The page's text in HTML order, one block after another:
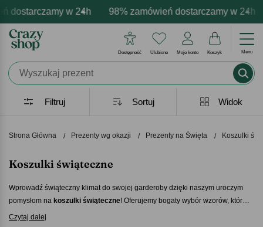
dostarczamy w 24h 98% zamówień dostarczamy w 24h
darmowa personalizacja produktów Profesjonalna i
emocje - zawsze udane prezenty Prezentujemy
Dostępność Ulubione Moje konto Koszyk Menu
Strona Główna Prezenty wg okazji Prezenty na Święta Koszulki
Koszulki świąteczne
Wprowadź świąteczny klimat do swojej garderoby dzięki naszym uroczym
pomysłom na koszulki świąteczne! Oferujemy bogaty wybór wzorów, które
sprawią, że każda chwila tego magicznego sezonu będzie jeszcze
Czytaj dalej
Filtruj Widok
Sortuj